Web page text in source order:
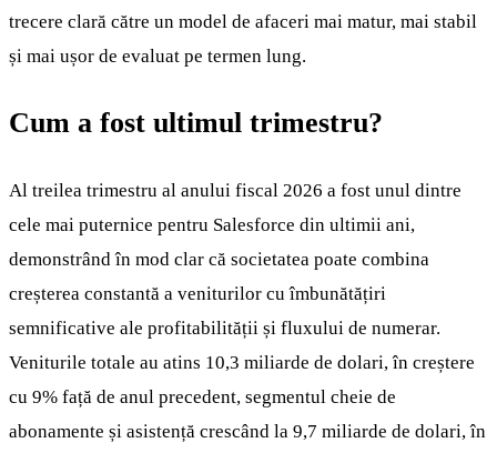
trecere clară către un model de afaceri mai matur, mai stabil
și mai ușor de evaluat pe termen lung.
Cum a fost ultimul trimestru?
Al treilea trimestru al anului fiscal 2026 a fost unul dintre
cele mai puternice pentru Salesforce din ultimii ani,
demonstrând în mod clar că societatea poate combina
creșterea constantă a veniturilor cu îmbunătățiri
semnificative ale profitabilității și fluxului de numerar.
Veniturile totale au atins 10,3 miliarde de dolari, în creștere
cu 9% față de anul precedent, segmentul cheie de
abonamente și asistență crescând la 9,7 miliarde de dolari, în